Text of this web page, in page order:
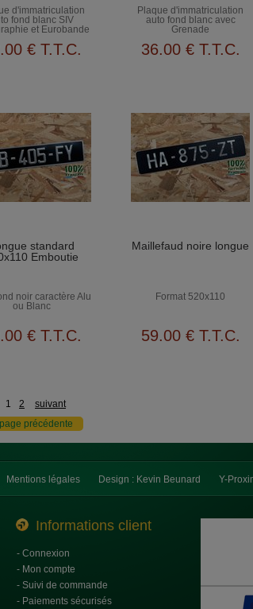
d'immatriculation
fond blanc SIV
et Eurobande
.00 € T.T.C.
Plaque d'immatriculation
auto fond blanc avec
Grenade
36.00 € T.T.C.
standard
Emboutie
noir caractère Alu
ou Blanc
.00 € T.T.C.
Maillefaud noire longue
Format 520x110
59.00 € T.T.C.
1 2 suivant
Mentions légales Design : Kevin Beunard Y-
Informations client
- Connexion
- Mon compte
- Suivi de commande
- Paiements sécurisés